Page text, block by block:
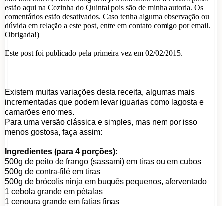
estão aqui na Cozinha do Quintal pois são de minha autoria. Os
comentários estão desativados. Caso tenha alguma observação ou
dúvida em relação a este post, entre em contato comigo por email.
Obrigada!)
Este post foi publicado pela primeira vez em 02/02/2015.
Existem muitas variações desta receita, algumas mais
incrementadas que podem levar iguarias como lagosta e
camarões enormes.
Para uma versão clássica e simples, mas nem por isso
menos gostosa, faça assim:
Ingredientes (para 4 porções):
500g de peito de frango (sassami) em tiras ou em cubos
500g de contra-filé em tiras
500g de brócolis ninja em buquês pequenos, aferventado
1 cebola grande em pétalas
1 cenoura grande em fatias finas